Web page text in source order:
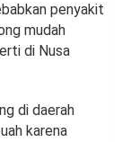
penyakit
mudah
di Nusa
di daerah
karena